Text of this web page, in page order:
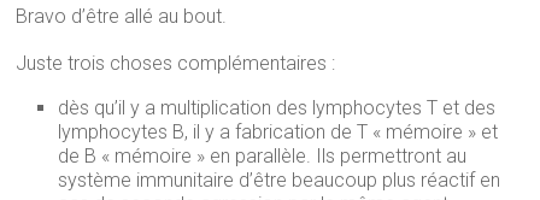
Bravo d’être allé au bout.
Juste trois choses complémentaires :
dès qu’il y a multiplication des lymphocytes T et des
lymphocytes B, il y a fabrication de T « mémoire » et
de B « mémoire » en parallèle. Ils permettront au
système immunitaire d’être beaucoup plus réactif en